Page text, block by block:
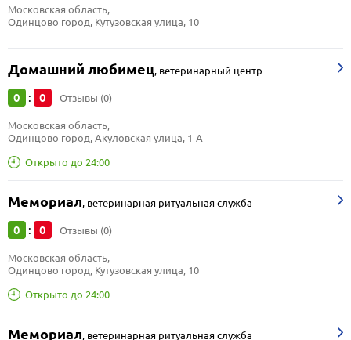
Московская область,
Одинцово город, Кутузовская улица, 10
Домашний любимец, ветеринарный центр
0 : 0 Отзывы (0)
Открыто до 24:00
Московская область,
Одинцово город, Акуловская улица, 1-А
Мемориал, ветеринарная ритуальная служба
0 : 0 Отзывы (0)
Открыто до 24:00
Московская область,
Одинцово город, Кутузовская улица, 10
Мемориал, ветеринарная ритуальная служба